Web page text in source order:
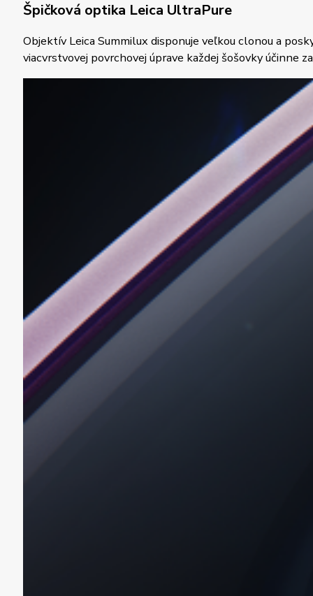
Špičková optika Leica UltraPure
Objektív Leica Summilux disponuje veľkou clonou a
viacvrstvovej povrchovej úprave každej šošovky účinne